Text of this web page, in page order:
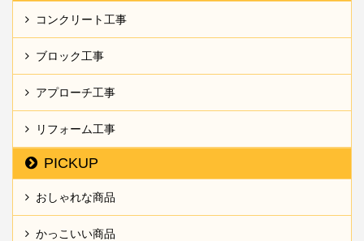
コンクリート工事
ブロック工事
アプローチ工事
リフォーム工事
PICKUP
おしゃれな商品
かっこいい商品